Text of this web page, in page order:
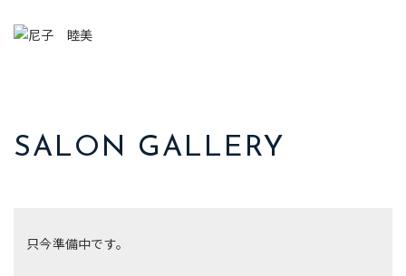
SALON GALLERY
只今準備中です。